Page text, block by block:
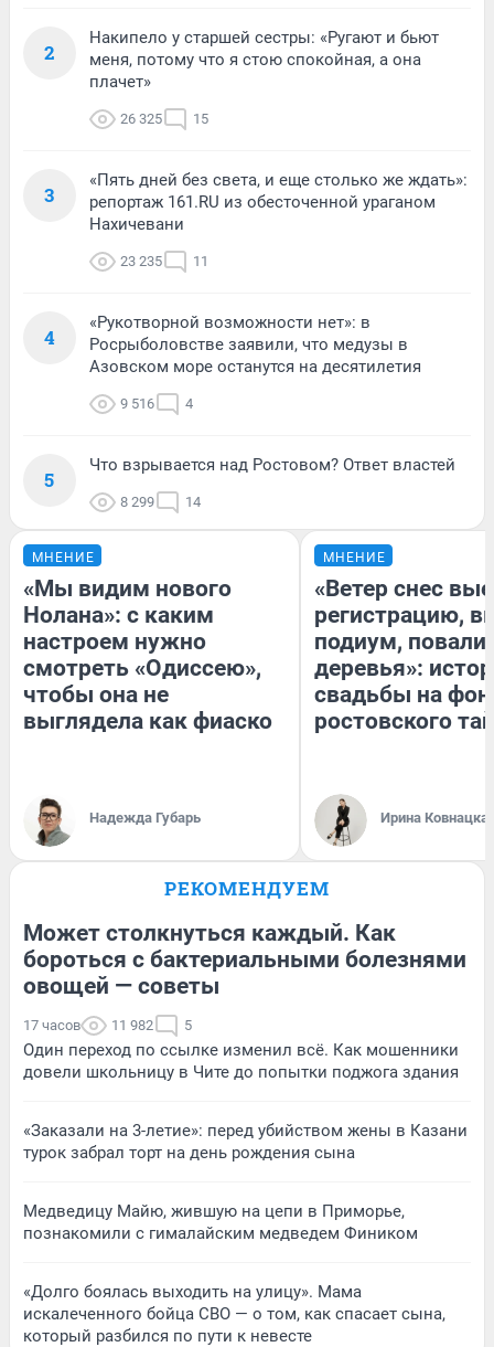
2
Накипело у старшей сестры: «Ругают и бьют
меня, потому что я стою спокойная, а она
плачет»
26 325 15
3
«Пять дней без света, и еще столько же ждать»:
репортаж 161.RU из обесточенной ураганом
Нахичевани
23 235 11
4
«Рукотворной возможности нет»: в
Росрыболовстве заявили, что медузы в
Азовском море останутся на десятилетия
9 516 4
5
Что взрывается над Ростовом? Ответ властей
8 299 14
МНЕНИЕ
«Мы видим нового
Нолана»: с каким
настроем нужно
смотреть «Одиссею»,
чтобы она не
выглядела как фиаско
Надежда Губарь
МНЕНИЕ
«Ветер снес
регистрацию,
подиум,
деревья»:
свадьбы на
ростовского
Ирина
РЕКОМЕНДУЕМ
Может столкнуться каждый. Как
бороться с бактериальными болезнями
овощей — советы
17 часов 11 982 5
Один переход по ссылке изменил всё. Как мошенники
довели школьницу в Чите до попытки поджога здания
«Заказали на 3-летие»: перед убийством жены в Казани
турок забрал торт на день рождения сына
Медведицу Майю, жившую на цепи в Приморье,
познакомили с гималайским медведем Фиником
«Долго боялась выходить на улицу». Мама
искалеченного бойца СВО — о том, как спасает сына,
который разбился по пути к невесте